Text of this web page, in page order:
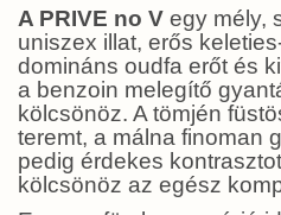
A PRIVE no V egy mély,
uniszex illat, erős
domináns oudfa erőt és
a benzoin melegítő
kölcsönöz. A tömjén
teremt, a málna finoman
pedig érdekes
kölcsönöz az egész